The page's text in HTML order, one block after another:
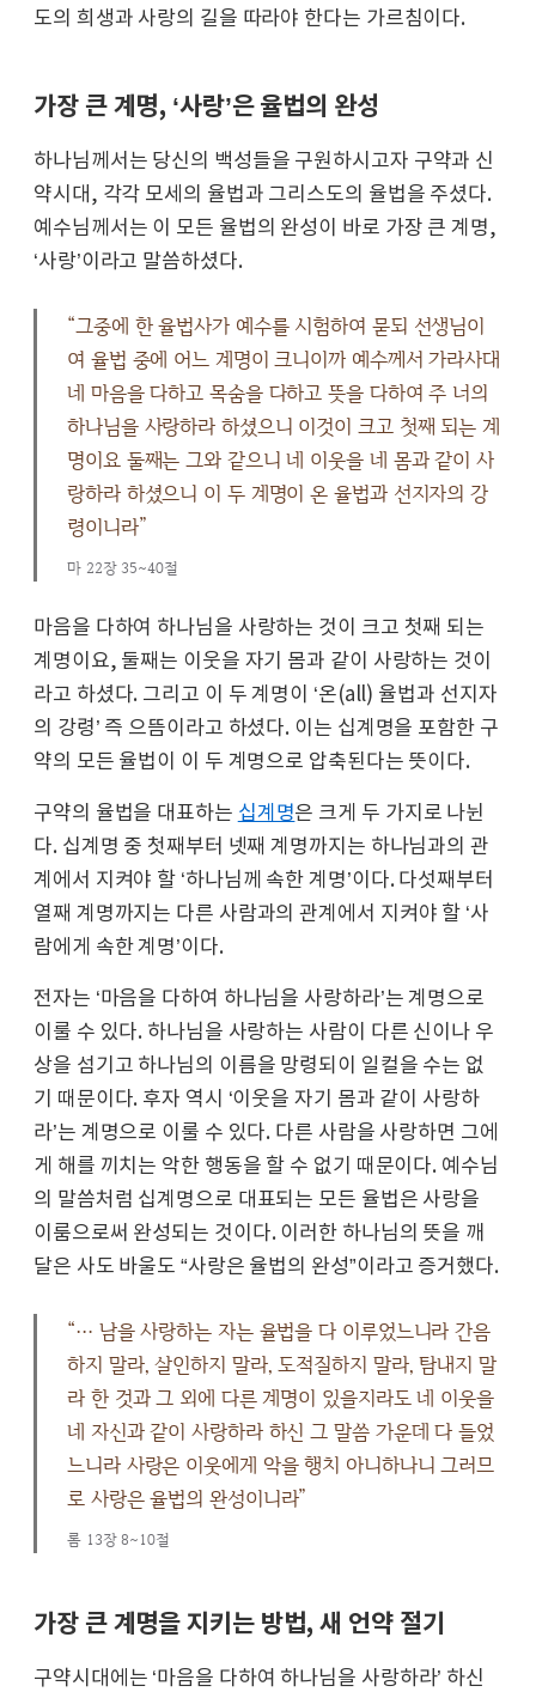
도의 희생과 사랑의 길을 따라야 한다는 가르침이다.
가장 큰 계명, ‘사랑’은 율법의 완성
하나님께서는 당신의 백성들을 구원하시고자 구약과 신
약시대, 각각 모세의 율법과 그리스도의 율법을 주셨다.
예수님께서는 이 모든 율법의 완성이 바로 가장 큰 계명,
‘사랑’이라고 말씀하셨다.
“그중에 한 율법사가 예수를 시험하여 묻되 선생님이
여 율법 중에 어느 계명이 크니이까 예수께서 가라사대
네 마음을 다하고 목숨을 다하고 뜻을 다하여 주 너의
하나님을 사랑하라 하셨으니 이것이 크고 첫째 되는 계
명이요 둘째는 그와 같으니 네 이웃을 네 몸과 같이 사
랑하라 하셨으니 이 두 계명이 온 율법과 선지자의 강
령이니라”
마 22장 35~40절
마음을 다하여 하나님을 사랑하는 것이 크고 첫째 되는
계명이요, 둘째는 이웃을 자기 몸과 같이 사랑하는 것이
라고 하셨다. 그리고 이 두 계명이 ‘온(all) 율법과 선지자
의 강령’ 즉 으뜸이라고 하셨다. 이는 십계명을 포함한 구
약의 모든 율법이 이 두 계명으로 압축된다는 뜻이다.
구약의 율법을 대표하는 십계명은 크게 두 가지로 나뉜
다. 십계명 중 첫째부터 넷째 계명까지는 하나님과의 관
계에서 지켜야 할 ‘하나님께 속한 계명’이다. 다섯째부터
열째 계명까지는 다른 사람과의 관계에서 지켜야 할 ‘사
람에게 속한 계명’이다.
전자는 ‘마음을 다하여 하나님을 사랑하라’는 계명으로
이룰 수 있다. 하나님을 사랑하는 사람이 다른 신이나 우
상을 섬기고 하나님의 이름을 망령되이 일컬을 수는 없
기 때문이다. 후자 역시 ‘이웃을 자기 몸과 같이 사랑하
라’는 계명으로 이룰 수 있다. 다른 사람을 사랑하면 그에
게 해를 끼치는 악한 행동을 할 수 없기 때문이다. 예수님
의 말씀처럼 십계명으로 대표되는 모든 율법은 사랑을
이룸으로써 완성되는 것이다. 이러한 하나님의 뜻을 깨
달은 사도 바울도 “사랑은 율법의 완성”이라고 증거했다.
“… 남을 사랑하는 자는 율법을 다 이루었느니라 간음
하지 말라, 살인하지 말라, 도적질하지 말라, 탐내지 말
라 한 것과 그 외에 다른 계명이 있을지라도 네 이웃을
네 자신과 같이 사랑하라 하신 그 말씀 가운데 다 들었
느니라 사랑은 이웃에게 악을 행치 아니하나니 그러므
로 사랑은 율법의 완성이니라”
롬 13장 8~10절
가장 큰 계명을 지키는 방법, 새 언약 절기
구약시대에는 ‘마음을 다하여 하나님을 사랑하라’ 하신